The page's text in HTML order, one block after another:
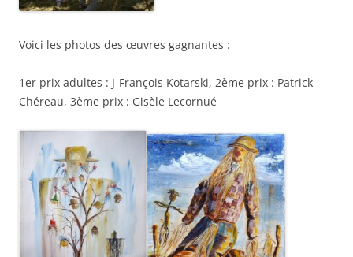
Voici les photos des œuvres gagnantes :
1er prix adultes : J-François Kotarski, 2ème prix : Patrick
Chéreau, 3ème prix : Gisèle Lecornué